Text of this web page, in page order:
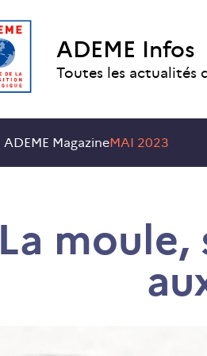
ADEME Infos
Toutes les actualités
ADEME MagazineMAI 2023
La